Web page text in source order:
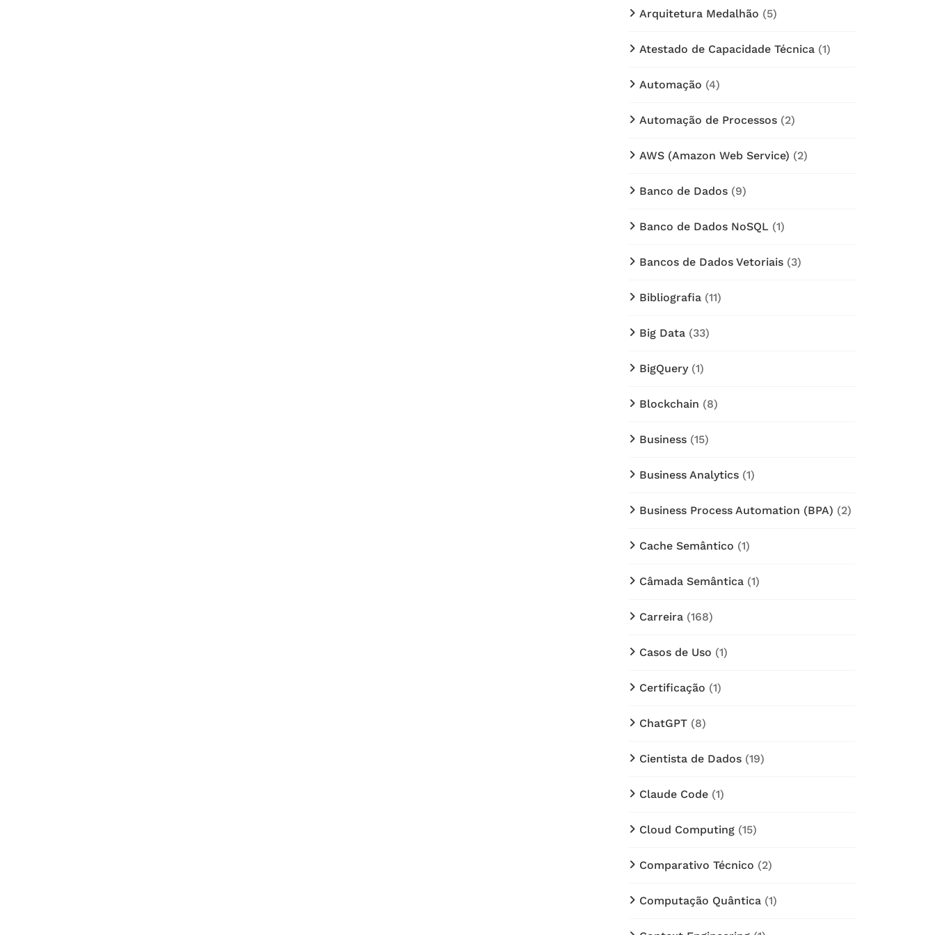
Arquitetura Medalhão (5)
Atestado de Capacidade Técnica (1)
Automação (4)
Automação de Processos (2)
AWS (Amazon Web Service) (2)
Banco de Dados (9)
Banco de Dados NoSQL (1)
Bancos de Dados Vetoriais (3)
Bibliografia (11)
Big Data (33)
BigQuery(1)
Blockchain (8)
Business (15)
Business Analytics (1)
Business Process Automation (BPA) (2)
Cache Semântico (1)
Câmada Semântica (1)
Carreira (168)
Casos de Uso (1)
Certificação (1)
ChatGPT (8)
Cientista de Dados (19)
Claude Code (1)
Cloud Computing (15)
Comparativo Técnico (2)
Computação Quântica (1)